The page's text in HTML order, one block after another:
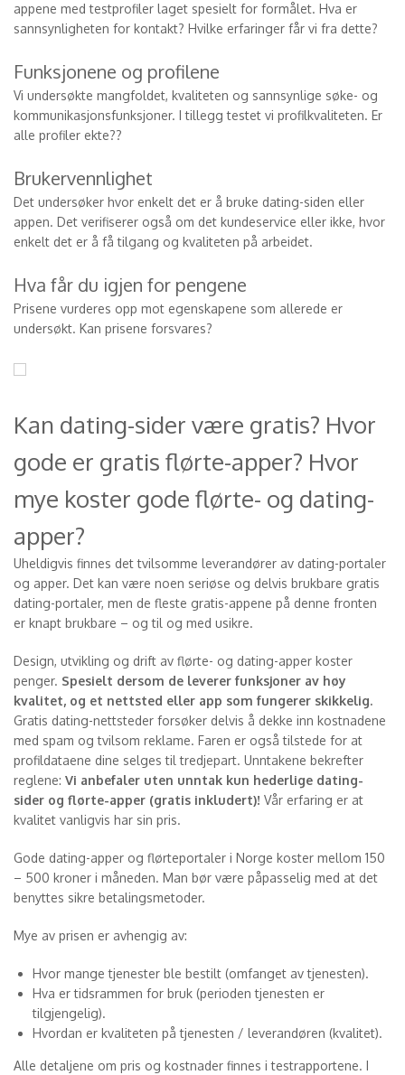
appene med testprofiler laget spesielt for formålet. Hva er
sannsynligheten for kontakt? Hvilke erfaringer får vi fra dette?
Funksjonene og profilene
Vi undersøkte mangfoldet, kvaliteten og sannsynlige søke- og
kommunikasjonsfunksjoner. I tillegg testet vi profilkvaliteten. Er
alle profiler ekte??
Brukervennlighet
Det undersøker hvor enkelt det er å bruke dating-siden eller
appen. Det verifiserer også om det kundeservice eller ikke, hvor
enkelt det er å få tilgang og kvaliteten på arbeidet.
Hva får du igjen for pengene
Prisene vurderes opp mot egenskapene som allerede er
undersøkt. Kan prisene forsvares?
Kan dating-sider være gratis? Hvor
gode er gratis flørte-apper? Hvor
mye koster gode flørte- og dating-
apper?
Uheldigvis finnes det tvilsomme leverandører av dating-portaler
og apper. Det kan være noen seriøse og delvis brukbare gratis
dating-portaler, men de fleste gratis-appene på denne fronten
er knapt brukbare – og til og med usikre.
Design, utvikling og drift av flørte- og dating-apper koster
penger. Spesielt dersom de leverer funksjoner av høy
kvalitet, og et nettsted eller app som fungerer skikkelig.
Gratis dating-nettsteder forsøker delvis å dekke inn kostnadene
med spam og tvilsom reklame. Faren er også tilstede for at
profildataene dine selges til tredjepart. Unntakene bekrefter
reglene: Vi anbefaler uten unntak kun hederlige dating-
sider og flørte-apper (gratis inkludert)! Vår erfaring er at
kvalitet vanligvis har sin pris.
Gode dating-apper og flørteportaler i Norge koster mellom 150
– 500 kroner i måneden. Man bør være påpasselig med at det
benyttes sikre betalingsmetoder.
Mye av prisen er avhengig av:
Hvor mange tjenester ble bestilt (omfanget av tjenesten).
Hva er tidsrammen for bruk (perioden tjenesten er
tilgjengelig).
Hvordan er kvaliteten på tjenesten / leverandøren (kvalitet).
Alle detaljene om pris og kostnader finnes i testrapportene. I